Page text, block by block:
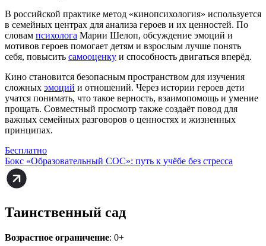
В российской практике метод «кинопсихология» используется
в семейных центрах для анализа героев и их ценностей. По
словам психолога Марии Шелоп, обсуждение эмоций и
мотивов героев помогает детям и взрослым лучше понять
себя, повысить самооценку и способность двигаться вперёд.
Кино становится безопасным пространством для изучения
сложных эмоций и отношений. Через истории героев дети
учатся понимать, что такое верность, взаимопомощь и умение
прощать. Совместный просмотр также создаёт повод для
важных семейных разговоров о ценностях и жизненных
принципах.
Бесплатно
Бокс «Образовательный СОС»: путь к учёбе без стресса
Таинственный сад
Возрастное ограничение: 0+